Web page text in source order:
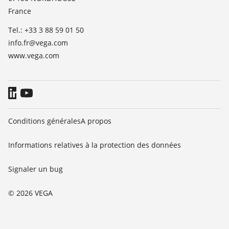
Presse
Blog
France
Tel.: +33 3 88 59 01 50
info.fr@vega.com
www.vega.com
© 2026 VEGA
Conditions généralesA propos
Informations relatives à la protection des données
Signaler un bug